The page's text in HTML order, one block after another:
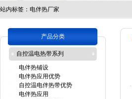
站内标签： 电伴热厂家
产品分类
自控温电热带系列
电伴热铺设
电伴热应用优势
自控温电伴热带优势
电伴热应用